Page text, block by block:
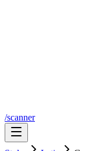
/scanner